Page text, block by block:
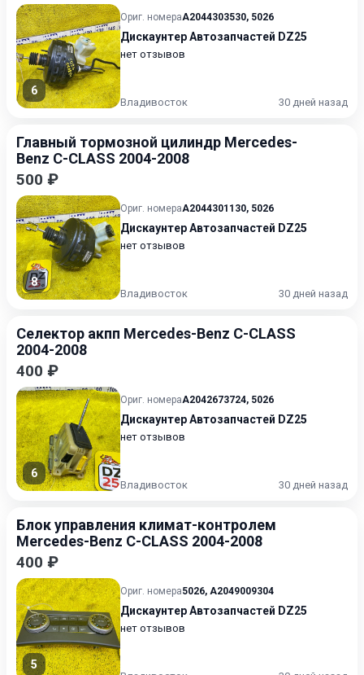
6
Ориг. номераA2044303530, 5026
Дискаунтер Автозапчастей DZ25
нет отзывов
Владивосток 30 дней назад
Главный тормозной цилиндр Mercedes-
Benz C-CLASS 2004-2008
500 ₽
8
Ориг. номераA2044301130, 5026
Дискаунтер Автозапчастей DZ25
нет отзывов
Владивосток 30 дней назад
Селектор акпп Mercedes-Benz C-CLASS
2004-2008
400 ₽
6
Ориг. номераA2042673724, 5026
Дискаунтер Автозапчастей DZ25
нет отзывов
Владивосток 30 дней назад
Блок управления климат-контролем
Mercedes-Benz C-CLASS 2004-2008
400 ₽
5
Ориг. номера5026, A2049009304
Дискаунтер Автозапчастей DZ25
нет отзывов